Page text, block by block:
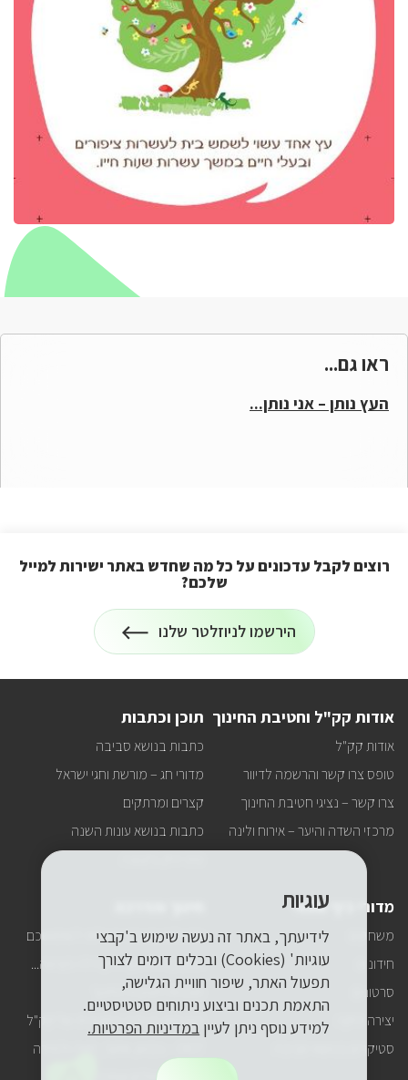
ראו גם...
העץ נותן – אני נותן...
הרשמה
לניוזלטר
רוצים לקבל עדכונים על כל מה שחדש באתר ישירות למייל
שלכם?
הירשמו לניוזלטר שלנו
על
רוצים
כל
באתר
ישירות
למייל
אודות קק"ל וחטיבת החינוך
אודות קק"ל
טופס צרו קשר והרשמה לדיוור
צרו קשר – נציגי חטיבת החינוך
מרכזי השדה והיער – אירוח ולינה
תוכן וכתבות
כתבות בנושא סביבה
מדורי חג – מורשת וחגי ישראל
קצרים ומרתקים
כתבות בנושא עונות השנה
מדורי כיף ופנאי
משחקים
חידונים
סרטונים
יצירה ירוקה
סטיקרים בנושאי סביבה
הפעלות ומערכי פעילות לשימושכם
החטיבה לחינוך ולקהילה מציעה...
תוכניות חטיבת החינוך
הפעלות הניידת החינוכית של קק"ל
עוגיות
לידיעתך, באתר זה נעשה שימוש ב'קבצי
עוגיות' (Cookies) ובכלים דומים לצורך
תפעול האתר, שיפור חוויית הגלישה,
התאמת תכנים וביצוע ניתוחים סטטיסטיים.
למידע נוסף ניתן לעיין במדיניות הפרטיות.